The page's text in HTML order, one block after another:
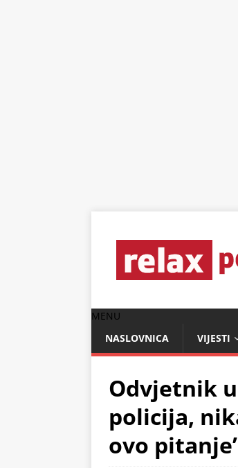
MENU
NASLOVNICA
VIJESTI
Odvjetnik
policija,
ovo pitanje’